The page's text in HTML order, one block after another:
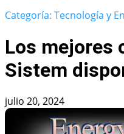
Categoría: Tecnología y
Los mejores
Sistem
julio 20, 2024